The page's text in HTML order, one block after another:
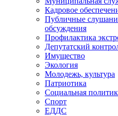
Кадровое
Публичные
обсуждения
Профилактика
Депутатский
Имущество
Экология
Молодежь, культура
Патриотика
Социальная
Спорт
ЕДДС